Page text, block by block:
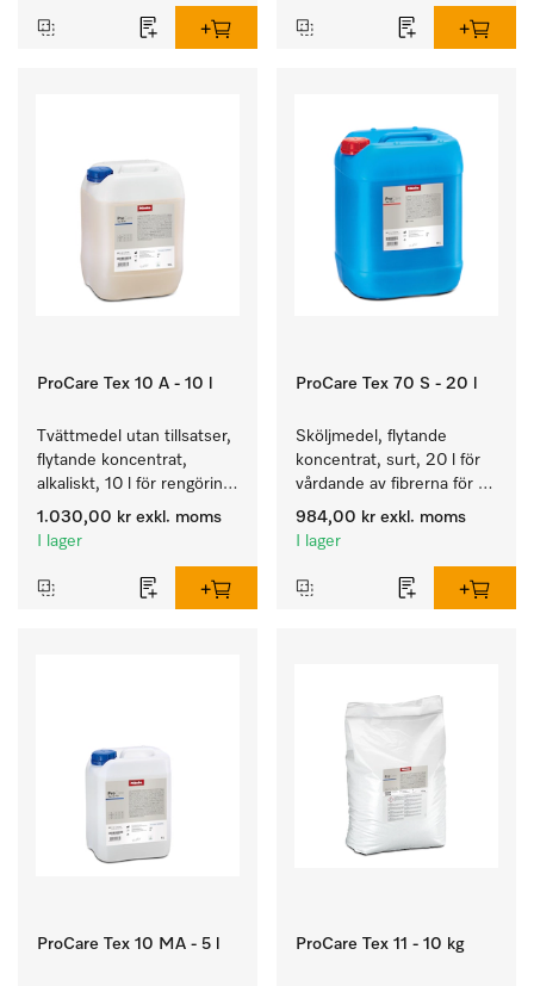
ProCare Tex 10 A - 10 l
Tvättmedel utan tillsatser,
flytande koncentrat,
alkaliskt, 10 l för rengöring
av vittvätt och färgäkta
kulörtvätt.
1.030,00 kr exkl. moms
I lager
ProCare Tex 70 S - 20 l
Sköljmedel, flytande
koncentrat, surt, 20 l för
vårdande av fibrerna för
en långvarig smidighet
hos textilierna.
984,00 kr exkl. moms
I lager
ProCare Tex 10 MA - 5 l ProCare Tex 11 - 10 kg